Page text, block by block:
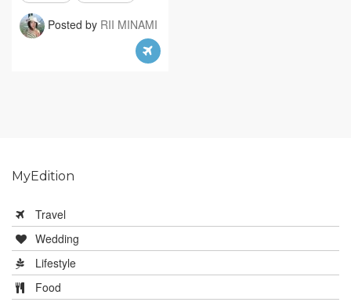
Posted by RII MINAMI
MyEdition
Travel
Wedding
Lifestyle
Food